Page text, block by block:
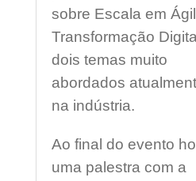
sobre Escala em
Transformação
dois temas muito
abordados
na indústria.
Ao final do evento
uma palestra com a